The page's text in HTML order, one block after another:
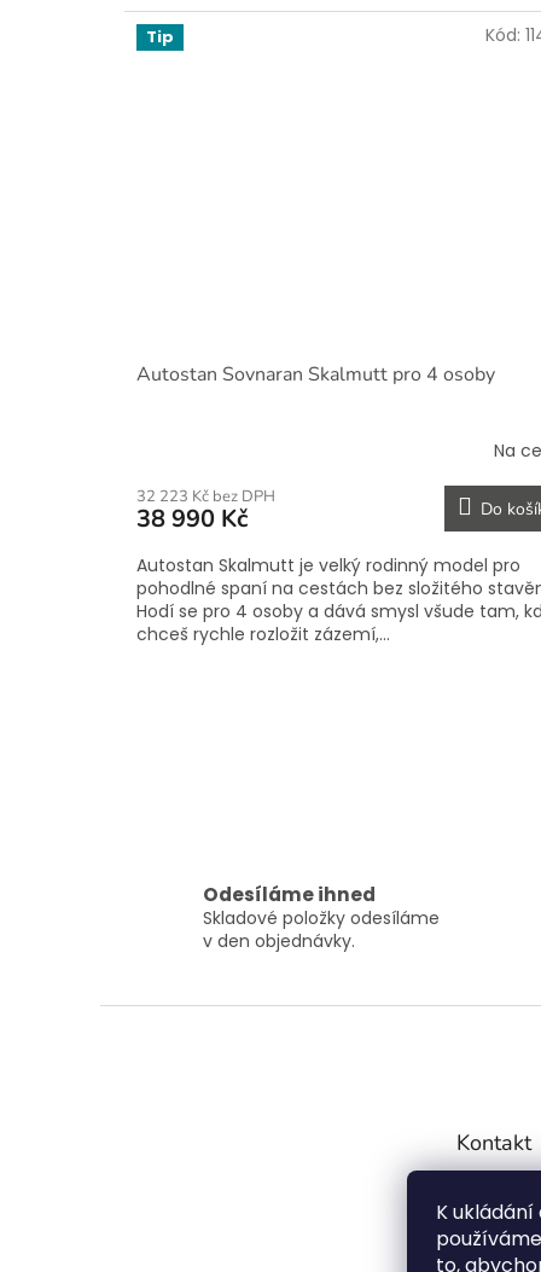
K
to,
Tip
Autostan Sovnaran Skalmutt pro 4 osoby
Na
32 223 Kč bez DPH
38 990 Kč Do
Autostan Skalmutt je velký rodinný model pro
pohodlné spaní na cestách bez složitého
Hodí se pro 4 osoby a dává smysl všude tam,
chceš rychle rozložit zázemí,...
Kód:
Odesíláme ihned
Skladové položky odesíláme
v den objednávky.
Kontakt